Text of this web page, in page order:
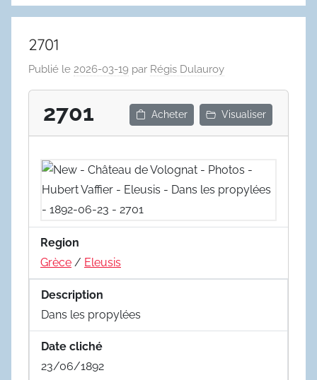
2701
Publié le 2026-03-19 par Régis Dulauroy
2701 Acheter Visualiser
Region
Grèce / Eleusis
Description
Dans les propylées
Date cliché
23/06/1892